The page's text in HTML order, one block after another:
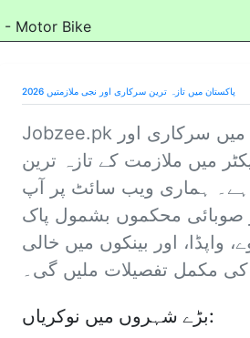
- Motor Bike
پاکستان میں تازہ ترین سرکاری اور نجی ملازمتیں 2026
Jobzee.pk
میں ملازمت کے تازہ ترین
ہے۔ ہماری ویب سائٹ پر آپ
صوبائی محکموں بشمول پاک
واپڈا، اور بینکوں میں خالی
کی مکمل تفصیلات ملیں گی۔
بڑے شہروں میں نوکریاں: